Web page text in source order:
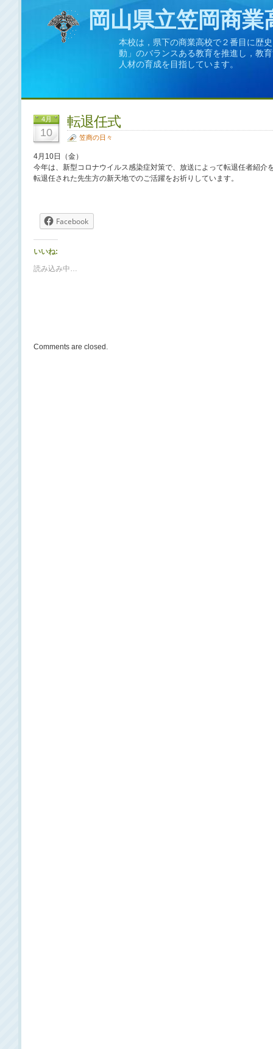
岡山県立笠岡商業
本校は，県下の商業高校で２番目に歴
動」のバランスある教育を推進し，教
人材の育成を目指しています。
4月
10
転退任式
笠商の日々
4月10日（金）
今年は、新型コロナウイルス感染症対策で、放送によって転退任者紹介
転退任された先生方の新天地でのご活躍をお祈りしています。
Facebook
いいね:
読み込み中…
Comments are closed.